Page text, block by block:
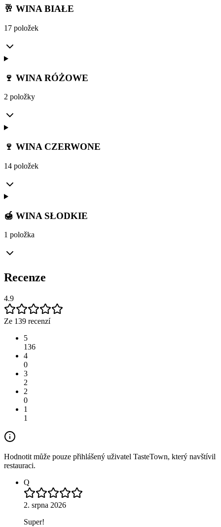
🥂 WINA BIAŁE
17 položek
🍷 WINA RÓŻOWE
2 položky
🍷 WINA CZERWONE
14 položek
🍯 WINA SŁODKIE
1 položka
Recenze
4.9
Ze 139 recenzí
5
136
4
0
3
2
2
0
1
1
Hodnotit může pouze přihlášený uživatel TasteTown, který navštívil
restauraci.
Q
2. srpna 2026
Super!